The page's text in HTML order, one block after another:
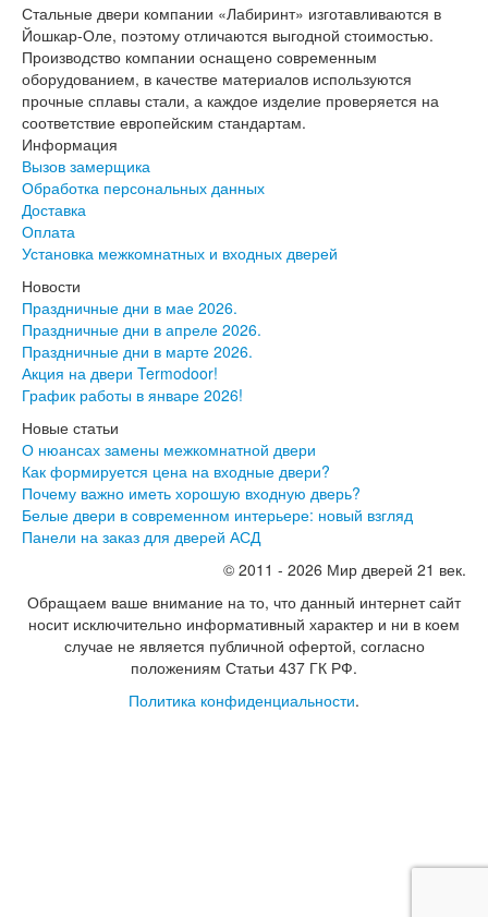
Стальные двери компании «Лабиринт» изготавливаются в
Йошкар-Оле, поэтому отличаются выгодной стоимостью.
Производство компании оснащено современным
оборудованием, в качестве материалов используются
прочные сплавы стали, а каждое изделие проверяется на
соответствие европейским стандартам.
Информация
Вызов замерщика
Обработка персональных данных
Доставка
Оплата
Установка межкомнатных и входных дверей
Новости
Праздничные дни в мае 2026.
Праздничные дни в апреле 2026.
Праздничные дни в марте 2026.
Акция на двери Termodoor!
График работы в январе 2026!
Новые статьи
О нюансах замены межкомнатной двери
Как формируется цена на входные двери?
Почему важно иметь хорошую входную дверь?
Белые двери в современном интерьере: новый взгляд
Панели на заказ для дверей АСД
© 2011 - 2026 Мир дверей 21 век.
Обращаем ваше внимание на то, что данный интернет сайт
носит исключительно информативный характер и ни в коем
случае не является публичной офертой, согласно
положениям Статьи 437 ГК РФ.
Политика конфиденциальности.